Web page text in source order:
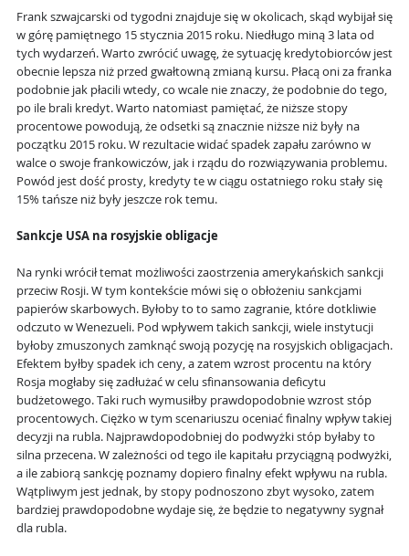
Frank szwajcarski od tygodni znajduje się w okolicach, skąd wybijał się
w górę pamiętnego 15 stycznia 2015 roku. Niedługo miną 3 lata od
tych wydarzeń. Warto zwrócić uwagę, że sytuację kredytobiorców jest
obecnie lepsza niż przed gwałtowną zmianą kursu. Płacą oni za franka
podobnie jak płacili wtedy, co wcale nie znaczy, że podobnie do tego,
po ile brali kredyt. Warto natomiast pamiętać, że niższe stopy
procentowe powodują, że odsetki są znacznie niższe niż były na
początku 2015 roku. W rezultacie widać spadek zapału zarówno w
walce o swoje frankowiczów, jak i rządu do rozwiązywania problemu.
Powód jest dość prosty, kredyty te w ciągu ostatniego roku stały się
15% tańsze niż były jeszcze rok temu.
Sankcje USA na rosyjskie obligacje
Na rynki wrócił temat możliwości zaostrzenia amerykańskich sankcji
przeciw Rosji. W tym kontekście mówi się o obłożeniu sankcjami
papierów skarbowych. Byłoby to to samo zagranie, które dotkliwie
odczuto w Wenezueli. Pod wpływem takich sankcji, wiele instytucji
byłoby zmuszonych zamknąć swoją pozycję na rosyjskich obligacjach.
Efektem byłby spadek ich ceny, a zatem wzrost procentu na który
Rosja mogłaby się zadłużać w celu sfinansowania deficytu
budżetowego. Taki ruch wymusiłby prawdopodobnie wzrost stóp
procentowych. Ciężko w tym scenariuszu oceniać finalny wpływ takiej
decyzji na rubla. Najprawdopodobniej do podwyżki stóp byłaby to
silna przecena. W zależności od tego ile kapitału przyciągną podwyżki,
a ile zabiorą sankcję poznamy dopiero finalny efekt wpływu na rubla.
Wątpliwym jest jednak, by stopy podnoszono zbyt wysoko, zatem
bardziej prawdopodobne wydaje się, że będzie to negatywny sygnał
dla rubla.